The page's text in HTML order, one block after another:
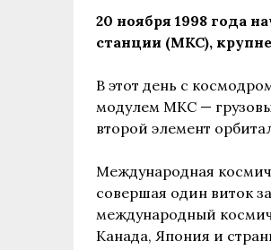
20 ноября 1998 года
станции (МКС),
В этот день с
модулем МКС —
второй элемент
Международная
совершая один виток
международный
Канада, Япония и